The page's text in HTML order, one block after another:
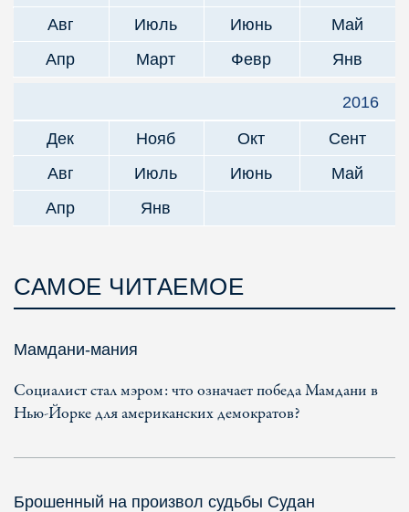
Авг
Июль Июнь
Май
Апр
Март Февр Янв
2016
Дек
Нояб Окт
Сент
Авг
Июль Июнь
Май
Апр
Янв
САМОЕ ЧИТАЕМОЕ
Мамдани-мания
Социалист стал мэром: что означает победа Мамдани в
Нью-Йорке для американских демократов?
Брошенный на произвол судьбы Судан